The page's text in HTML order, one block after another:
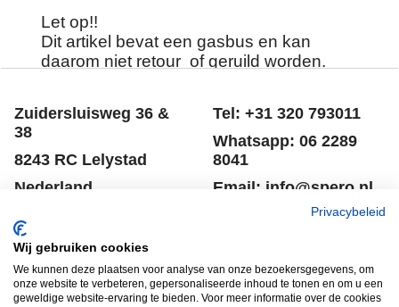
Let op!!
Dit artikel bevat een gasbus en kan
daarom niet retour of geruild worden.
Zuidersluisweg 36 &
38
Nederland
Informatie
Tel: +31 320 793011
Whatsapp: 06 2289
Winkelmandje
Contact Retouneren
Privacybeleid
Wij gebruiken cookies
We kunnen deze plaatsen voor analyse van onze bezoekersgegevens, om
onze website te verbeteren, gepersonaliseerde inhoud te tonen en om u een
geweldige website-ervaring te bieden. Voor meer informatie over de cookies